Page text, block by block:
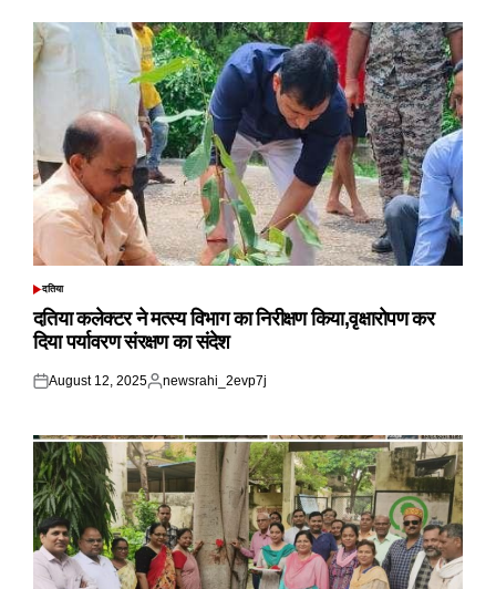
POSTED
दतिया
दतिया कलेक्टर ने मत्स्य विभाग का निरीक्षण किया,वृक्षारोपण कर
दिया पर्यावरण संरक्षण का संदेश
Posted
August 12, 2025
Posted
newsrahi_2evp7j